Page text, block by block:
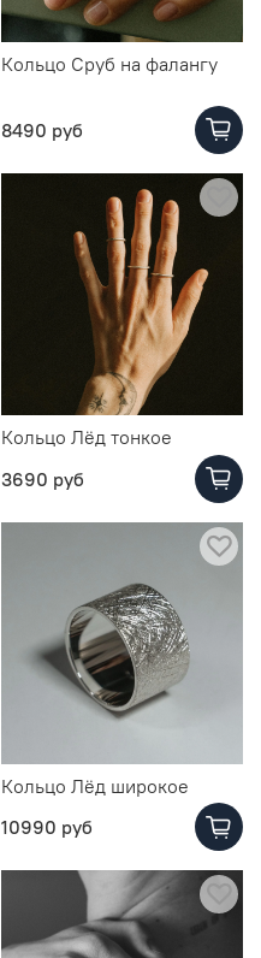
Кольцо Сруб на фалангу
8490 руб
Кольцо Лёд тонкое
3690 руб
Кольцо Лёд широкое
10990 руб